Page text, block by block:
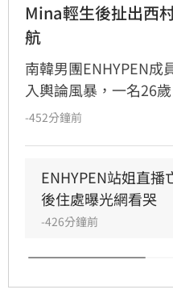
Mina輕生後扯出西
航
南韓男團ENHYPEN成
入輿論風暴，一名26
期間輕生身亡。事件
聲護航，強調西村力
發極大爭議。目前南
因，強調案件仍在釐
單一事件，而西村力
出正式回應。這起悲
霸凌與粉絲文化界線
-452分鐘前
ENHYPEN站姐直播
後住處曝光網看哭
-426分鐘前